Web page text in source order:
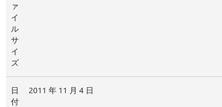
ァ
イ
ル
サ
イ
ズ
日
付
2011 年 11 月 4 日